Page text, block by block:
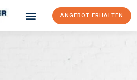
ANGEBOT ERHALTEN